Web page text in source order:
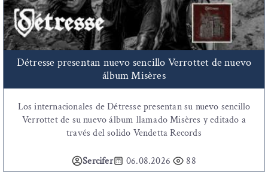
Détresse presentan nuevo sencillo Verrottet de nuevo
álbum Misères
Los internacionales de Détresse presentan su nuevo sencillo
Verrottet de su nuevo álbum llamado Misères y editado a
través del solido Vendetta Records
Sercifer 06.08.2026 88